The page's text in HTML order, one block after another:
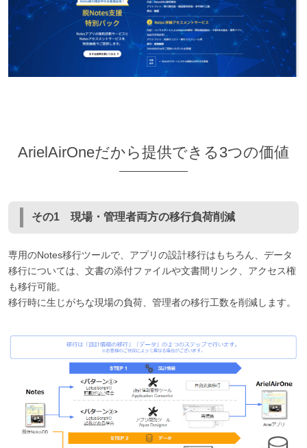
ArielAirOneだから提供できる3つの価値
その1 現場・管理者両方の移行負荷削減
専用のNotes移行ツールで、アプリの設計移行はもちろん、データ
移行については、文書の添付ファイルや文書間リンク、アクセス権
も移行可能。
移行時に生じがちな現場の負荷、管理者の移行工数を削減します。